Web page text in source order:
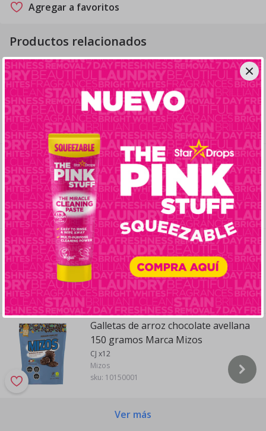
Agregar a favoritos
Productos relacionados
Jugo manzana frambuesa 200 cc
Marca Ama
CJ x24
AMA
sku:10010035
Creatina 100% monohidratada 1
kilogramo Marca Prote&Co
CJ x9
PROTE AND CO
sku:10090003
Mostaza dulce 420 gramos Marca By
Maria
CJ x12
BY MARIA
sku:10060010
Galletas de arroz chocolate avellana
150 gramos Marca Mizos
CJ x12
Mizos
sku: 10150001
Ver más